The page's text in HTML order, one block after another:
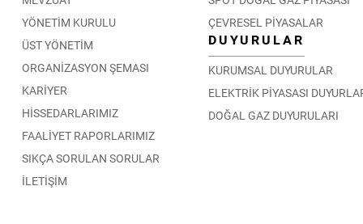
YÖNETİM KURULU
ÜST YÖNETİM
ORGANİZASYON ŞEMASI
KARİYER
HİSSEDARLARIMIZ
FAALİYET RAPORLARIMIZ
SIKÇA SORULAN SORULAR
İLETİŞİM
ÇEVRESEL PİYASALAR
DUYURULAR
KURUMSAL DUYURULAR
ELEKTRİK PİYASASI
DOĞAL GAZ DUYURULARI